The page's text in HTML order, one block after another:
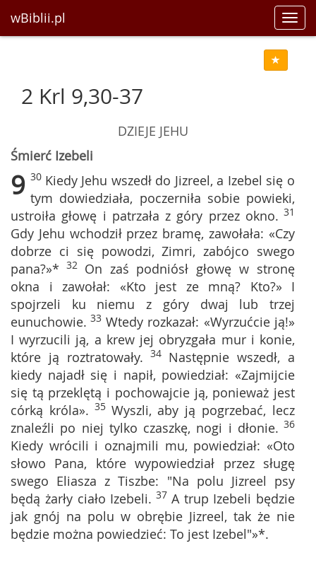
wBiblii.pl
2 Krl 9,30-37
DZIEJE JEHU
Śmierć Izebeli
9 30 Kiedy Jehu wszedł do Jizreel, a Izebel się o
tym dowiedziała, poczerniła sobie powieki,
ustroiła głowę i patrzała z góry przez okno. 31
Gdy Jehu wchodził przez bramę, zawołała: «Czy
dobrze ci się powodzi, Zimri, zabójco swego
pana?»* 32 On zaś podniósł głowę w stronę
okna i zawołał: «Kto jest ze mną? Kto?» I
spojrzeli ku niemu z góry dwaj lub trzej
eunuchowie. 33 Wtedy rozkazał: «Wyrzućcie ją!»
I wyrzucili ją, a krew jej obryzgała mur i konie,
które ją roztratowały. 34 Następnie wszedł, a
kiedy najadł się i napił, powiedział: «Zajmijcie
się tą przeklętą i pochowajcie ją, ponieważ jest
córką króla». 35 Wyszli, aby ją pogrzebać, lecz
znaleźli po niej tylko czaszkę, nogi i dłonie. 36
Kiedy wrócili i oznajmili mu, powiedział: «Oto
słowo Pana, które wypowiedział przez sługę
swego Eliasza z Tiszbe: "Na polu Jizreel psy
będą żarły ciało Izebeli. 37 A trup Izebeli będzie
jak gnój na polu w obrębie Jizreel, tak że nie
będzie można powiedzieć: To jest Izebel"»*.